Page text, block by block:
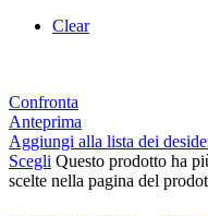
Clear
Confronta
Anteprima
Aggiungi alla lista dei
Scegli Questo prodotto ha
scelte nella pagina del